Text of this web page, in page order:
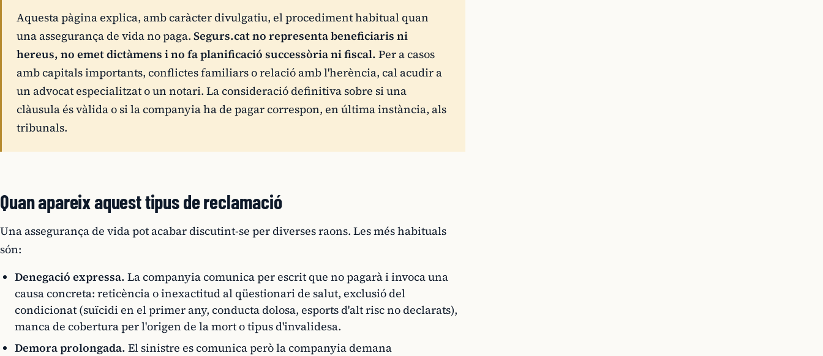
Aquesta pàgina explica, amb caràcter divulgatiu, el procediment habitual quan
una assegurança de vida no paga. Segurs.cat no representa beneficiaris ni
hereus, no emet dictàmens i no fa planificació successòria ni fiscal. Per a casos
amb capitals importants, conflictes familiars o relació amb l'herència, cal acudir a
un advocat especialitzat o un notari. La consideració definitiva sobre si una
clàusula és vàlida o si la companyia ha de pagar correspon, en última instància, als
tribunals.
Quan apareix aquest tipus de reclamació
Una assegurança de vida pot acabar discutint-se per diverses raons. Les més habituals
són:
Denegació expressa. La companyia comunica per escrit que no pagarà i invoca una
causa concreta: reticència o inexactitud al qüestionari de salut, exclusió del
condicionat (suïcidi en el primer any, conducta dolosa, esports d'alt risc no declarats),
manca de cobertura per l'origen de la mort o tipus d'invalidesa.
Demora prolongada. El sinistre es comunica però la companyia demana